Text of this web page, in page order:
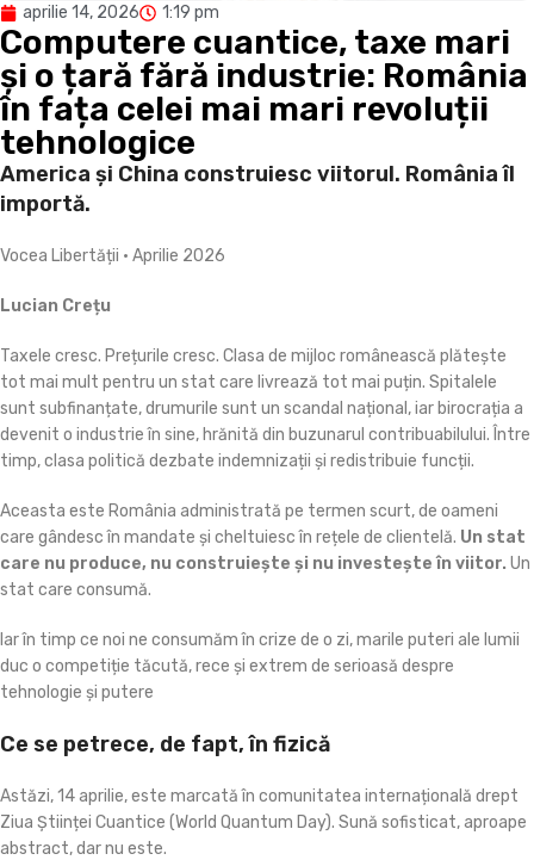
aprilie 14, 2026 1:19 pm
Computere cuantice, taxe mari
și o țară fără industrie: România
în fața celei mai mari revoluții
tehnologice
America și China construiesc viitorul. România îl
importă.
Vocea Libertății • Aprilie 2026
Lucian Crețu
Taxele cresc. Prețurile cresc. Clasa de mijloc românească plătește
tot mai mult pentru un stat care livrează tot mai puțin. Spitalele
sunt subfinanțate, drumurile sunt un scandal național, iar birocrația a
devenit o industrie în sine, hrănită din buzunarul contribuabilului. Între
timp, clasa politică dezbate indemnizații și redistribuie funcții.
Aceasta este România administrată pe termen scurt, de oameni
care gândesc în mandate și cheltuiesc în rețele de clientelă. Un stat
care nu produce, nu construiește și nu investește în viitor. Un
stat care consumă.
Iar în timp ce noi ne consumăm în crize de o zi, marile puteri ale lumii
duc o competiție tăcută, rece și extrem de serioasă despre
tehnologie și putere
Ce se petrece, de fapt, în fizică
Astăzi, 14 aprilie, este marcată în comunitatea internațională drept
Ziua Științei Cuantice (World Quantum Day). Sună sofisticat, aproape
abstract, dar nu este.